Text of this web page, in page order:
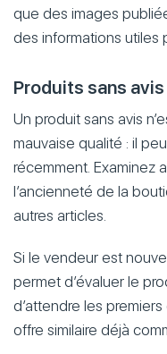
que des images
des informations utiles
Produits sans avis
Un produit sans avis
mauvaise qualité : il
récemment. Examinez
l’ancienneté de la
autres articles.
Si le vendeur est
permet d’évaluer le
d’attendre les
offre similaire déjà